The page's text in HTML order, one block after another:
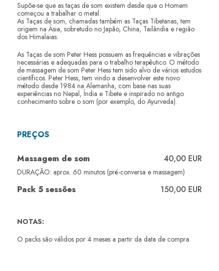
Supõe-se que as taças de som existem desde que o Homem
começou a trabalhar o metal.
As Taças de som, chamadas também as Taças Tibetanas, tem
origem na Ásia, sobretudo no Japão, China, Tailândia e região
dos Himalaias.
As Taças de som Peter Hess possuem as frequências e vibrações
necessárias e adequadas para o trabalho terapêutico. O método
de massagem de som Peter Hess tem sido alvo de vários estudos
científicos. Peter Hess, tem vindo a desenvolver este novo
método desde 1984 na Alemanha, com base nas suas
experiências no Nepal, Índia e Tibete e inspirado no antigo
conhecimento sobre o som (por exemplo, do Ayurveda).
PREÇOS
Massagem de som 40,00 EUR
DURAÇÃO: aprox. 60 minutos (pré-conversa e massagem)
Pack 5 sessões 150,00 EUR
NOTAS:
O packs são válidos por 4 meses a partir da data de compra.